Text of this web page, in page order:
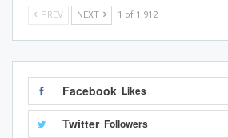
PREV NEXT 1 of 1,912
Facebook Likes
Twitter Followers